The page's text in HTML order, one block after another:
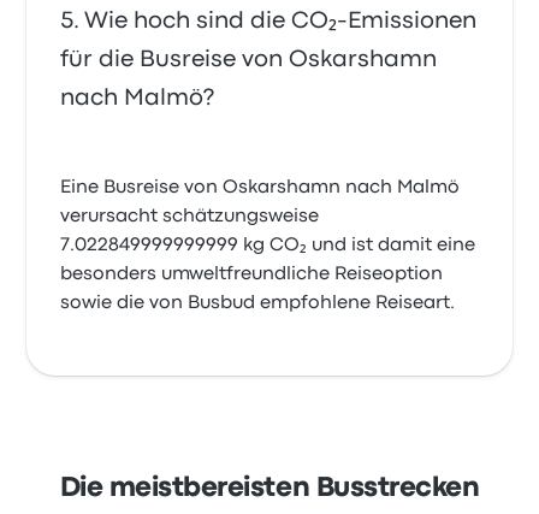
Wie hoch sind die CO₂-Emissionen
für die Busreise von Oskarshamn
nach Malmö?
Eine Busreise von Oskarshamn nach Malmö
verursacht schätzungsweise
7.022849999999999 kg CO₂ und ist damit eine
besonders umweltfreundliche Reiseoption
sowie die von Busbud empfohlene Reiseart.
Die meistbereisten Busstrecken